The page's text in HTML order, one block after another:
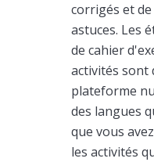
corrigés et
astuces. Les
de cahier
activités sont
plateforme
des langues
que vous
les activités